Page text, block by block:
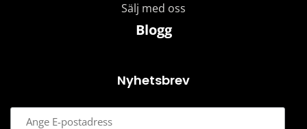
Sälj med oss
Blogg
Nyhetsbrev